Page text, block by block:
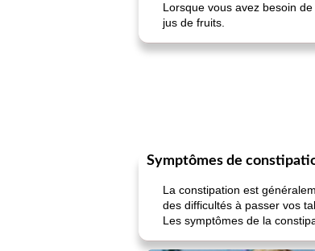
Lorsque vous avez besoin
jus de fruits.
Symptômes de
La constipation est
des difficultés à passer vos
Les symptômes de la